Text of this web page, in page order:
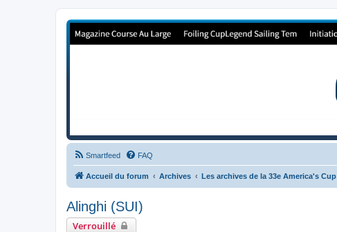
Forum de Cup In Europe
Smartfeed FAQ
Accueil du forum Archives Les archives de la 33e America's Cup
Alinghi (SUI)
Verrouillé